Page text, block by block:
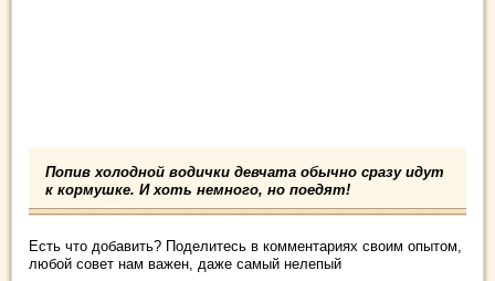
Попив холодной водички девчата обычно сразу идут
к кормушке. И хоть немного, но поедят!
Есть что добавить? Поделитесь в комментариях своим опытом,
любой совет нам важен, даже самый нелепый